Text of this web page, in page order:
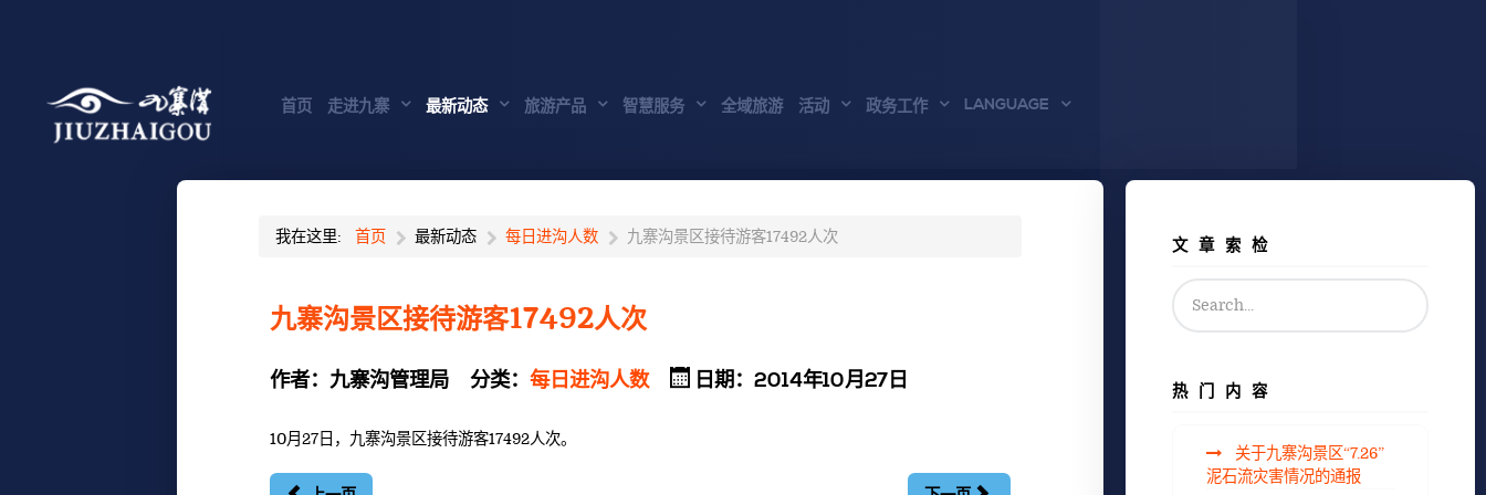
首页 走进九寨 最新动态 旅游产品 智慧服务 全域旅游 活动 政务工作 LANGUAGE
我在这里: 首页 最新动态 每日进沟人数 九寨沟景区接待游客17492人次
九寨沟景区接待游客17492人次
作者： 九寨沟管理局 分类： 每日进沟人数 日期：2014年10月27日
10月27日，九寨沟景区接待游客17492人次。
文章索检
热门内容
关于九寨沟景区“7.26”
泥石流灾害情况的通报